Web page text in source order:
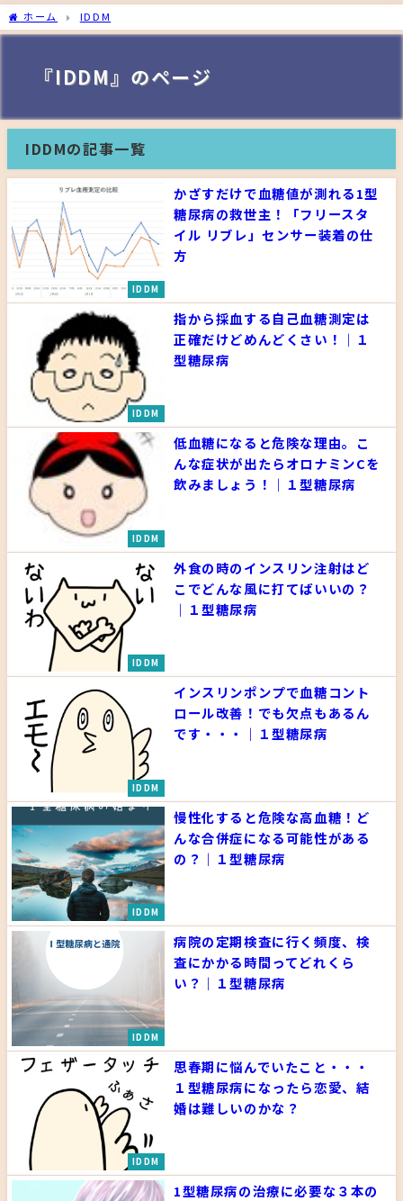
ホーム IDDM
『IDDM』のページ
IDDMの記事一覧
IDDM
かざすだけで血糖値が測れる1型
糖尿病の救世主！「フリースタ
イル リブレ」センサー装着の仕
方
IDDM
指から採血する自己血糖測定は
正確だけどめんどくさい！｜１
型糖尿病
IDDM
低血糖になると危険な理由。こ
んな症状が出たらオロナミンCを
飲みましょう！｜１型糖尿病
IDDM
外食の時のインスリン注射はど
こでどんな風に打てばいいの？
｜１型糖尿病
IDDM
インスリンポンプで血糖コント
ロール改善！でも欠点もあるん
です・・・｜１型糖尿病
IDDM
慢性化すると危険な高血糖！ど
んな合併症になる可能性がある
の？｜１型糖尿病
IDDM
病院の定期検査に行く頻度、検
査にかかる時間ってどれくら
い？｜１型糖尿病
IDDM
思春期に悩んでいたこと・・・
１型糖尿病になったら恋愛、結
婚は難しいのかな？
1型糖尿病の治療に必要な３本の